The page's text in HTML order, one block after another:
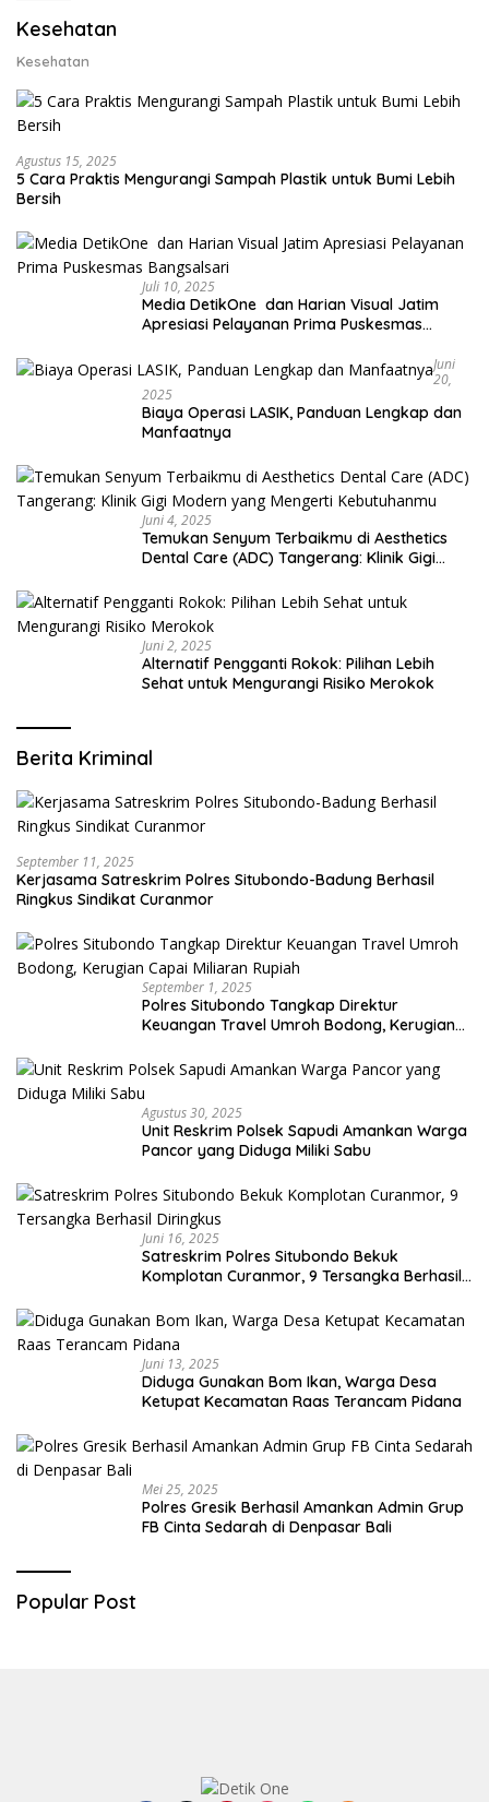
Kesehatan
Kesehatan
Agustus 15, 2025
5 Cara Praktis Mengurangi Sampah Plastik untuk Bumi Lebih
Bersih
Juli 10, 2025
Media DetikOne dan Harian Visual Jatim
Apresiasi Pelayanan Prima Puskesmas
Juni
20,
2025
Biaya Operasi LASIK, Panduan Lengkap dan
Manfaatnya
Juni 4, 2025
Temukan Senyum Terbaikmu di Aesthetics
Dental Care (ADC) Tangerang: Klinik Gigi
Juni 2, 2025
Alternatif Pengganti Rokok: Pilihan Lebih
Sehat untuk Mengurangi Risiko Merokok
Berita Kriminal
September 11, 2025
Kerjasama Satreskrim Polres Situbondo-Badung Berhasil
Ringkus Sindikat Curanmor
September 1, 2025
Polres Situbondo Tangkap Direktur
Keuangan Travel Umroh Bodong, Kerugian
Agustus 30, 2025
Unit Reskrim Polsek Sapudi Amankan Warga
Pancor yang Diduga Miliki Sabu
Juni 16, 2025
Satreskrim Polres Situbondo Bekuk
Komplotan Curanmor, 9 Tersangka Berhasil
Juni 13, 2025
Diduga Gunakan Bom Ikan, Warga Desa
Ketupat Kecamatan Raas Terancam Pidana
Mei 25, 2025
Polres Gresik Berhasil Amankan Admin Grup
FB Cinta Sedarah di Denpasar Bali
Popular Post